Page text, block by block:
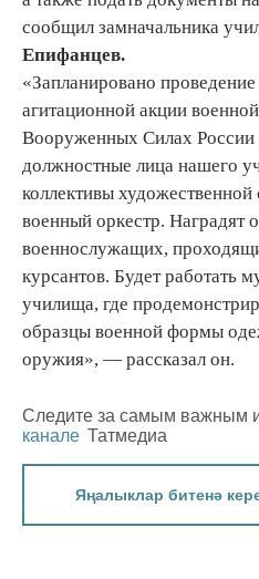
сообщил замначальника
Епифанцев.
«Запланировано
агитационной акции
Вооруженных Силах России
должностные лица нашего
коллективы художественной
военный оркестр. Наградят
военнослужащих,
курсантов. Будет работать
училища, где
образцы военной формы
оружия», — рассказал он.
Следите за самым важным
канале Татмедиа
Яңалыклар битенә